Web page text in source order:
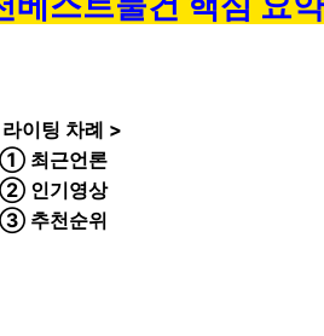
이팅 차례 >
① 최근언론
② 인기영상
③ 추천순위